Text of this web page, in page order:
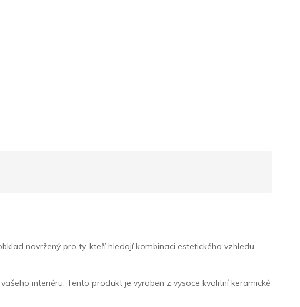
navržený pro ty, kteří hledají kombinaci estetického vzhledu
interiéru. Tento produkt je vyroben z vysoce kvalitní keramické